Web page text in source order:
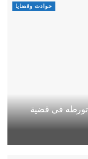
حوادث وقضايا
تورطه في قضية